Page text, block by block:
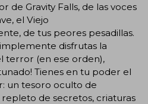
de Gravity Falls, de las voces
el Viejo
de tus peores pesadillas.
disfrutas la
terror (en ese orden),
Tienes en tu poder el
un tesoro oculto de
de secretos, criaturas